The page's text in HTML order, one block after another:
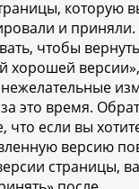
которую
и
чтобы
хорошей
это время.
что если вы
версию
страницы,